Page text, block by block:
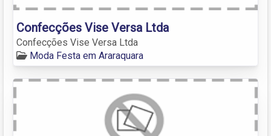
Confecções Vise Versa Ltda
Confecções Vise Versa Ltda
Moda Festa em Araraquara